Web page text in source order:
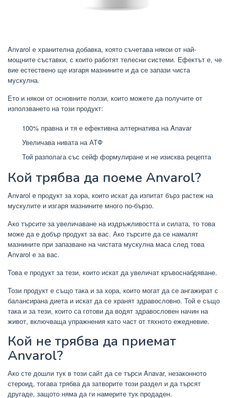
Anvarol е хранителна добавка, която съчетава някои от най-
мощните съставки, с които работят телесни системи. Ефектът е, че
вие ​​естествено ще изгаря мазнините и да се запази чиста
мускулна.
Ето и някои от основните ползи, които можете да получите от
използването на този продукт:
100% правна и тя е ефективна алтернатива на Anavar
Увеличава нивата на АТФ
Той разполага със сейф формулиране и не изисква рецепта
Кой трябва да поеме Anvarol?
Anvarol е продукт за хора, които искат да изпитат бърз растеж на
мускулите и изгаря мазнините много по-бързо.
Ако търсите за увеличаване на издръжливостта и силата, то това
може да е добър продукт за вас. Ако търсите да се намалят
мазнините при запазване на чистата мускулна маса след това
Anvarol е за вас.
Това е продукт за тези, които искат да увеличат кръвоснабдяване.
Този продукт е също така и за хора, които могат да се ангажират с
балансирана диета и искат да се хранят здравословно. Той е също
така и за тези, които са готови да водят здравословен начин на
живот, включваща упражнения като част от тяхното ежедневие.
Кой не трябва да приемат
Anvarol?
Ако сте дошли тук в този сайт да се търси Anavar, незаконното
стероид, тогава трябва да затворите този раздел и да търсят
другаде, защото няма да ги намерите тук продаден.